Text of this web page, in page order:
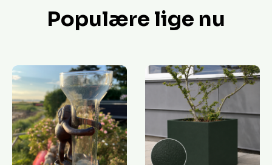
Populære lige nu